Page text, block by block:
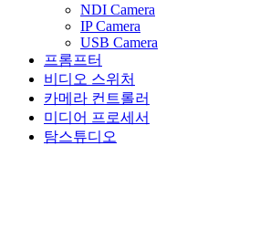
NDI Camera
IP Camera
USB Camera
프롬프터
비디오 스위처
카메라 컨트롤러
미디어 프로세서
탐스튜디오